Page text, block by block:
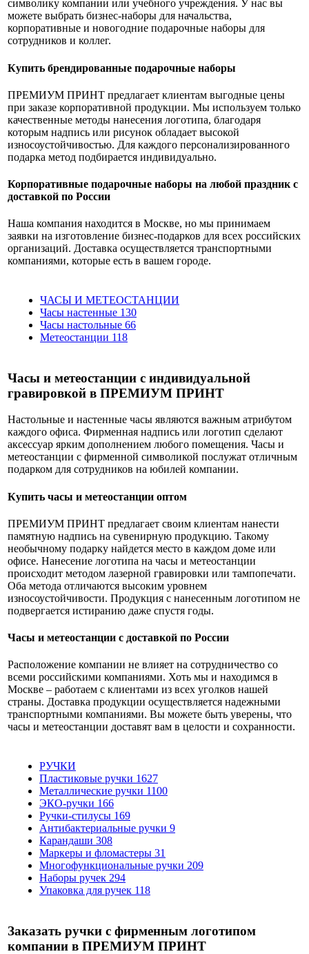
символику компании или учебного учреждения. У нас вы
можете выбрать бизнес-наборы для начальства,
корпоративные и новогодние подарочные наборы для
сотрудников и коллег.
Купить брендированные подарочные наборы
ПРЕМИУМ ПРИНТ предлагает клиентам выгодные цены
при заказе корпоративной продукции. Мы используем только
качественные методы нанесения логотипа, благодаря
которым надпись или рисунок обладает высокой
износоустойчивостью. Для каждого персонализированного
подарка метод подбирается индивидуально.
Корпоративные подарочные наборы на любой праздник с
доставкой по России
Наша компания находится в Москве, но мы принимаем
заявки на изготовление бизнес-подарков для всех российских
организаций. Доставка осуществляется транспортными
компаниями, которые есть в вашем городе.
ЧАСЫ И МЕТЕОСТАНЦИИ
Часы настенные 130
Часы настольные 66
Метеостанции 118
Часы и метеостанции с индивидуальной
гравировкой в ПРЕМИУМ ПРИНТ
Настольные и настенные часы являются важным атрибутом
каждого офиса. Фирменная надпись или логотип сделают
аксессуар ярким дополнением любого помещения. Часы и
метеостанции с фирменной символикой послужат отличным
подарком для сотрудников на юбилей компании.
Купить часы и метеостанции оптом
ПРЕМИУМ ПРИНТ предлагает своим клиентам нанести
памятную надпись на сувенирную продукцию. Такому
необычному подарку найдется место в каждом доме или
офисе. Нанесение логотипа на часы и метеостанции
происходит методом лазерной гравировки или тампопечати.
Оба метода отличаются высоким уровнем
износоустойчивости. Продукция с нанесенным логотипом не
подвергается истиранию даже спустя годы.
Часы и метеостанции с доставкой по России
Расположение компании не влияет на сотрудничество со
всеми российскими компаниями. Хоть мы и находимся в
Москве – работаем с клиентами из всех уголков нашей
страны. Доставка продукции осуществляется надежными
транспортными компаниями. Вы можете быть уверены, что
часы и метеостанции доставят вам в целости и сохранности.
РУЧКИ
Пластиковые ручки 1627
Металлические ручки 1100
ЭКО-ручки 166
Ручки-стилусы 169
Антибактериальные ручки 9
Карандаши 308
Маркеры и фломастеры 31
Многофункциональные ручки 209
Наборы ручек 294
Упаковка для ручек 118
Заказать ручки с фирменным логотипом
компании в ПРЕМИУМ ПРИНТ